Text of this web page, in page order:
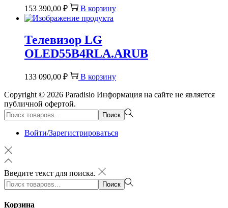
153 390,00 ₽ В корзину
Телевизор LG
OLED55B4RLA.ARUB
133 090,00 ₽ В корзину
Copyright © 2026 Paradisio Информация на сайте не является
публичной офертой.
Поиск:>
Поиск
Войти/Зарегистрироваться
Введите текст для поиска.
Поиск:>
Поиск
Корзина